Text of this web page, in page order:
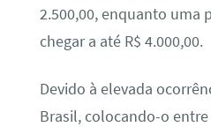
2.500,00, enquanto uma
chegar a até R$ 4.000,00.
Devido à elevada
Brasil, colocando-o